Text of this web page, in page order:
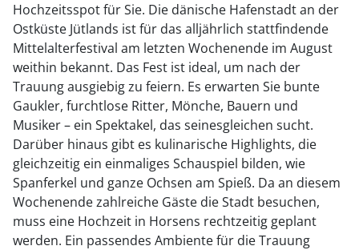
Hochzeitsspot für Sie. Die dänische Hafenstadt an der
Ostküste Jütlands ist für das alljährlich stattfindende
Mittelalterfestival am letzten Wochenende im August
weithin bekannt. Das Fest ist ideal, um nach der
Trauung ausgiebig zu feiern. Es erwarten Sie bunte
Gaukler, furchtlose Ritter, Mönche, Bauern und
Musiker – ein Spektakel, das seinesgleichen sucht.
Darüber hinaus gibt es kulinarische Highlights, die
gleichzeitig ein einmaliges Schauspiel bilden, wie
Spanferkel und ganze Ochsen am Spieß. Da an diesem
Wochenende zahlreiche Gäste die Stadt besuchen,
muss eine Hochzeit in Horsens rechtzeitig geplant
werden. Ein passendes Ambiente für die Trauung